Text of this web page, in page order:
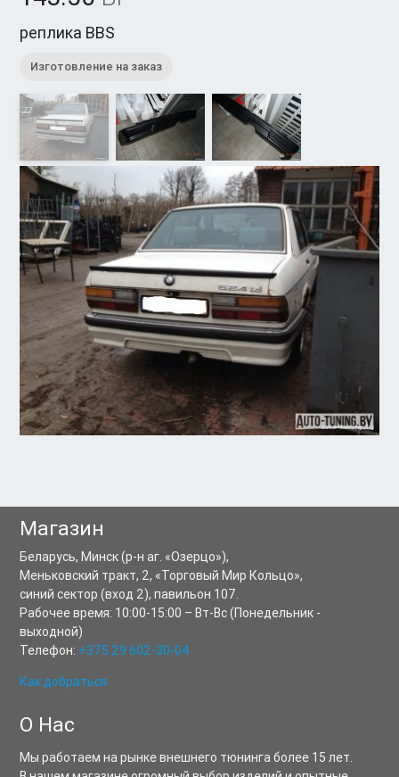
реплика BBS
Изготовление на заказ
Магазин
Беларусь,Минск(р-н аг. «Озерцо»),
Меньковский тракт, 2, «Торговый Мир Кольцо»,
синий сектор (вход 2), павильон 107.
Рабочее время: 10:00-15:00 –Вт-Вс(Понедельник -
выходной)
Телефон: +375 29 602-30-04
Как добраться
О Нас
Мы работаем на рынке внешнего тюнинга более 15 лет.